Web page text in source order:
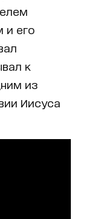
и его
к
из
Иисуса